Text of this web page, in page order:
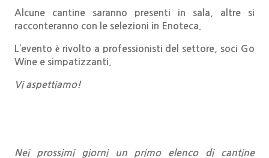
Alcune cantine saranno presenti in sala, altre si
racconteranno con le selezioni in Enoteca.
L’evento è rivolto a professionisti del settore, soci Go
Wine e simpatizzanti.
Vi aspettiamo!
Nei prossimi giorni un primo elenco di cantine